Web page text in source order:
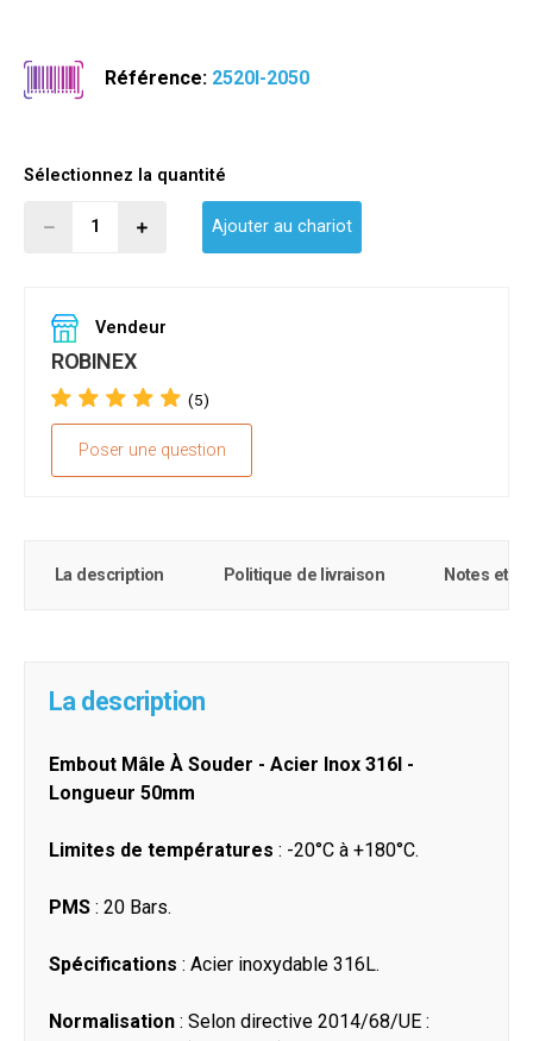
Référence: 2520I-2050
Sélectionnez la quantité
Ajouter au chariot
Vendeur
ROBINEX
(5)
Poser une question
La description Politique de livraison Notes et
La description
Embout Mâle À Souder - Acier Inox 316l -
Longueur 50mm
Limites de températures : -20°C à +180°C.
PMS : 20 Bars.
Spécifications : Acier inoxydable 316L.
Normalisation : Selon directive 2014/68/UE :